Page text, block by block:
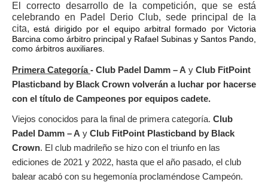
El correcto desarrollo de la competición, que se está
celebrando en Padel Derio Club, sede principal de la
cita, está dirigido por el equipo arbitral formado por Victoria
Barcina como árbitro principal y Rafael Subinas y Santos Pando,
como árbitros auxiliares.
Primera Categoría- Club Padel Damm – A y Club FitPoint
Plasticband by Black Crown volverán a luchar por hacerse
con el título de Campeones por equipos cadete.
Viejos conocidos para la final de primera categoría. Club
Padel Damm – A y Club FitPoint Plasticband by Black
Crown. El club madrileño se hizo con el triunfo en las
ediciones de 2021 y 2022, hasta que el año pasado, el club
balear acabó con su hegemonía proclaméndose Campeón.